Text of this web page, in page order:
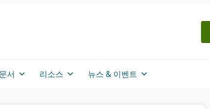
문서 리소스 뉴스 & 이벤트